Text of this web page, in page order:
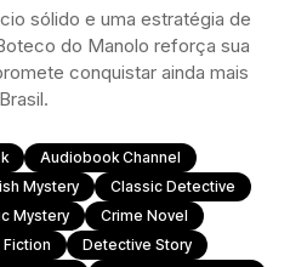
sólido e uma estratégia de
do Manolo reforça sua
conquistar ainda mais
Audiobook Channel
Mystery
Classic Detective
Mystery
Crime Novel
Detective Story